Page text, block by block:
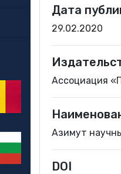
Дата
29.02.2020
Ассоциация
Азимут
DOI